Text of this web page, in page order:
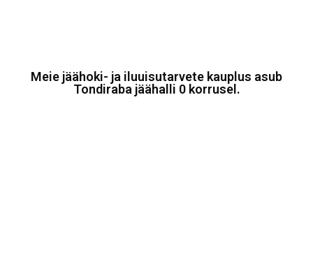
Meie jäähoki- ja iluuisutarvete kauplus asub
Tondiraba jäähalli 0 korrusel.